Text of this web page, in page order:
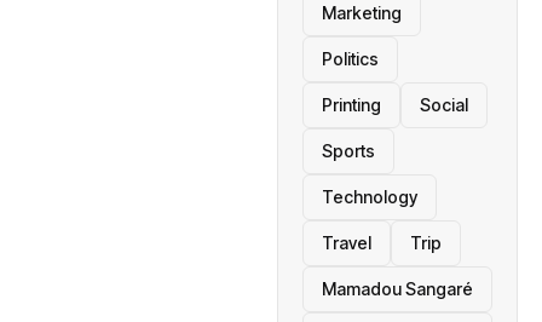
Marketing
Politics
Printing Social
Sports
Technology
Travel Trip
Mamadou Sangaré